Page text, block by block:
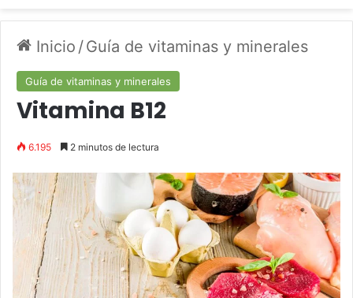
Inicio /Guía de vitaminas y minerales
Guía de vitaminas y minerales
Vitamina B12
6.195 2 minutos de lectura